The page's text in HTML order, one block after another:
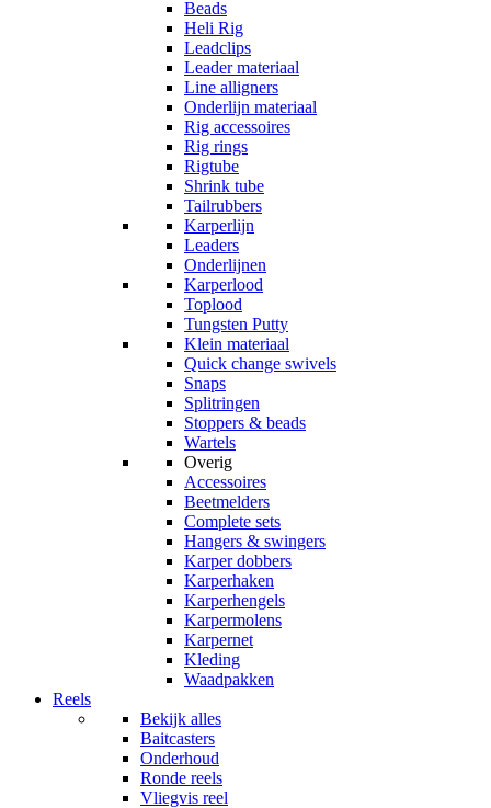
Beads
Heli Rig
Leadclips
Leader materiaal
Line alligners
Onderlijn materiaal
Rig accessoires
Rig rings
Rigtube
Shrink tube
Tailrubbers
Karperlijn
Leaders
Onderlijnen
Karperlood
Toplood
Tungsten Putty
Klein materiaal
Quick change swivels
Snaps
Splitringen
Stoppers & beads
Wartels
Overig
Accessoires
Beetmelders
Complete sets
Hangers & swingers
Karper dobbers
Karperhaken
Karperhengels
Karpermolens
Karpernet
Kleding
Waadpakken
Reels
Bekijk alles
Baitcasters
Onderhoud
Ronde reels
Vliegvis reel